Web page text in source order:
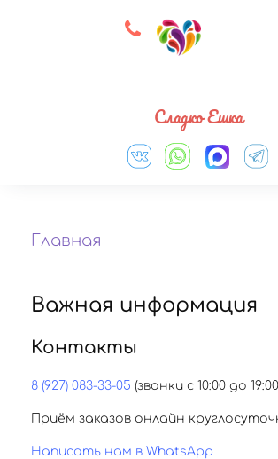
8 927 083 33 05
Сладко Ешка
Главная
Важная информация
Контакты
8 (927) 083-33-05 (звонки с 10:00 до
Приём заказов онлайн
Написать нам в WhatsApp